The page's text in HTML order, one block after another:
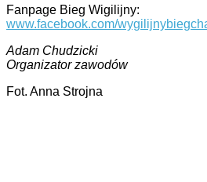
Fanpage Bieg Wigilijny:
www.facebook.com/
Adam Chudzicki
Organizator zawodów
Fot. Anna Strojna